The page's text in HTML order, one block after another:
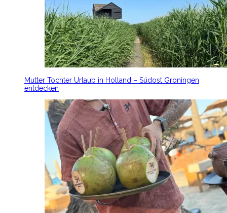
Mutter Tochter Urlaub in Holland – Südost Groningen
entdecken